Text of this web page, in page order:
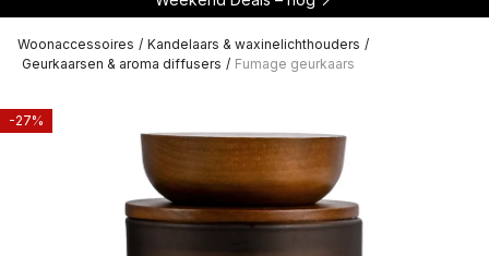
Woonaccessoires / Kandelaars & waxinelichthouders /
Geurkaarsen & aroma diffusers / Fumage geurkaars
-27%